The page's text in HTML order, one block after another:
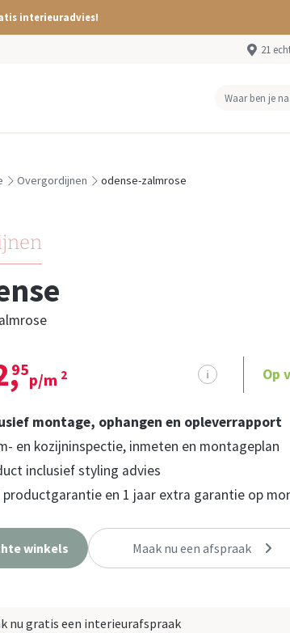
interieuradvies!
21
overgordijnen odense-zalmrose
95
p/m 2 i Op
montage, ophangen en opleverrapport
en kozijninspectie, inmeten en montageplan
inclusief styling advies
productgarantie en 1 jaar extra garantie op
winkels Maak nu een afspraak
nu gratis een interieurafspraak